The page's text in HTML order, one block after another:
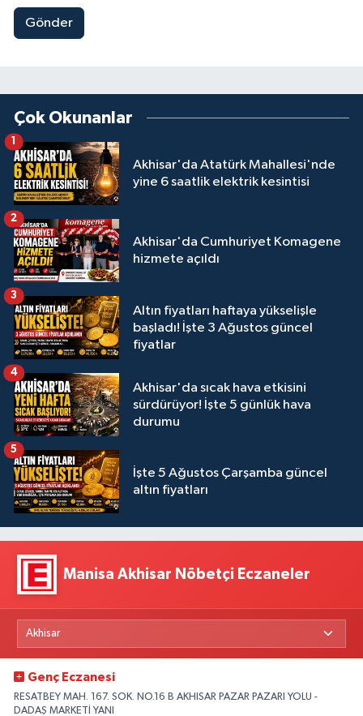
Gönder
Çok Okunanlar
Akhisar'da Atatürk Mahallesi'nde
yine 6 saatlik elektrik kesintisi
Akhisar'da Cumhuriyet Komagene
hizmete açıldı
2
Altın fiyatları haftaya yükselişle
başladı! İşte 3 Ağustos güncel
fiyatlar
3
Akhisar'da sıcak hava etkisini
sürdürüyor! İşte 5 günlük hava
durumu
4
İşte 5 Ağustos Çarşamba güncel
altın fiyatları
5
Manisa Akhisar Nöbetçi Eczaneler
Genç Eczanesi
RESATBEY MAH. 167. SOK. NO.16 B AKHISAR PAZAR PAZARI YOLU -
DADAŞ MARKETİ YANI